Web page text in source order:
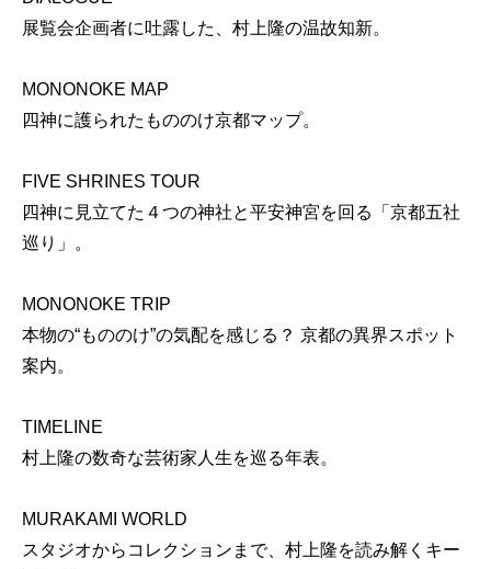
展覧会企画者に吐露した、村上隆の温故知新。
MONONOKE MAP
四神に護られたもののけ京都マップ。
FIVE SHRINES TOUR
四神に見立てた４つの神社と平安神宮を回る「京都五社
巡り」。
MONONOKE TRIP
本物の“もののけ”の気配を感じる？ 京都の異界スポット
案内。
TIMELINE
村上隆の数奇な芸術家人生を巡る年表。
MURAKAMI WORLD
スタジオからコレクションまで、村上隆を読み解くキー